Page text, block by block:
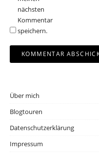
nächsten
Kommentar
speichern.
Über mich
Blogtouren
Datenschutzerklärung
Impressum